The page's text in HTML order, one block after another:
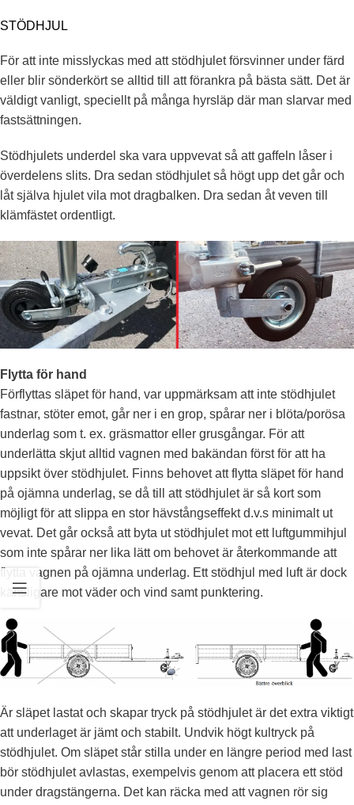
STÖDHJUL
För att inte misslyckas med att stödhjulet försvinner under färd
eller blir sönderkört se alltid till att förankra på bästa sätt. Det är
väldigt vanligt, speciellt på många hyrsläp där man slarvar med
fastsättningen.
Stödhjulets underdel ska vara uppvevat så att gaffeln låser i
överdelens slits. Dra sedan stödhjulet så högt upp det går och
låt själva hjulet vila mot dragbalken. Dra sedan åt veven till
klämfästet ordentligt.
Flytta för hand
Förflyttas släpet för hand, var uppmärksam att inte stödhjulet
fastnar, stöter emot, går ner i en grop, spårar ner i blöta/porösa
underlag som t. ex. gräsmattor eller grusgångar. För att
underlätta skjut alltid vagnen med bakändan först för att ha
uppsikt över stödhjulet. Finns behovet att flytta släpet för hand
på ojämna underlag, se då till att stödhjulet är så kort som
möjligt för att slippa en stor hävstångseffekt d.v.s minimalt ut
vevat. Det går också att byta ut stödhjulet mot ett luftgummihjul
som inte spårar ner lika lätt om behovet är återkommande att
flytta vagnen på ojämna underlag. Ett stödhjul med luft är dock
känsligare mot väder och vind samt punktering.
Är släpet lastat och skapar tryck på stödhjulet är det extra viktigt
att underlaget är jämt och stabilt. Undvik högt kultryck på
stödhjulet. Om släpet står stilla under en längre period med last
bör stödhjulet avlastas, exempelvis genom att placera ett stöd
under dragstängerna. Det kan räcka med att vagnen rör sig